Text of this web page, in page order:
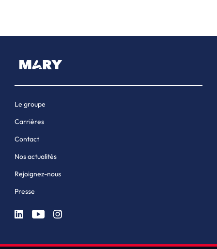
Le groupe
Carrières
Contact
Nos actualités
Rejoignez-nous
Presse